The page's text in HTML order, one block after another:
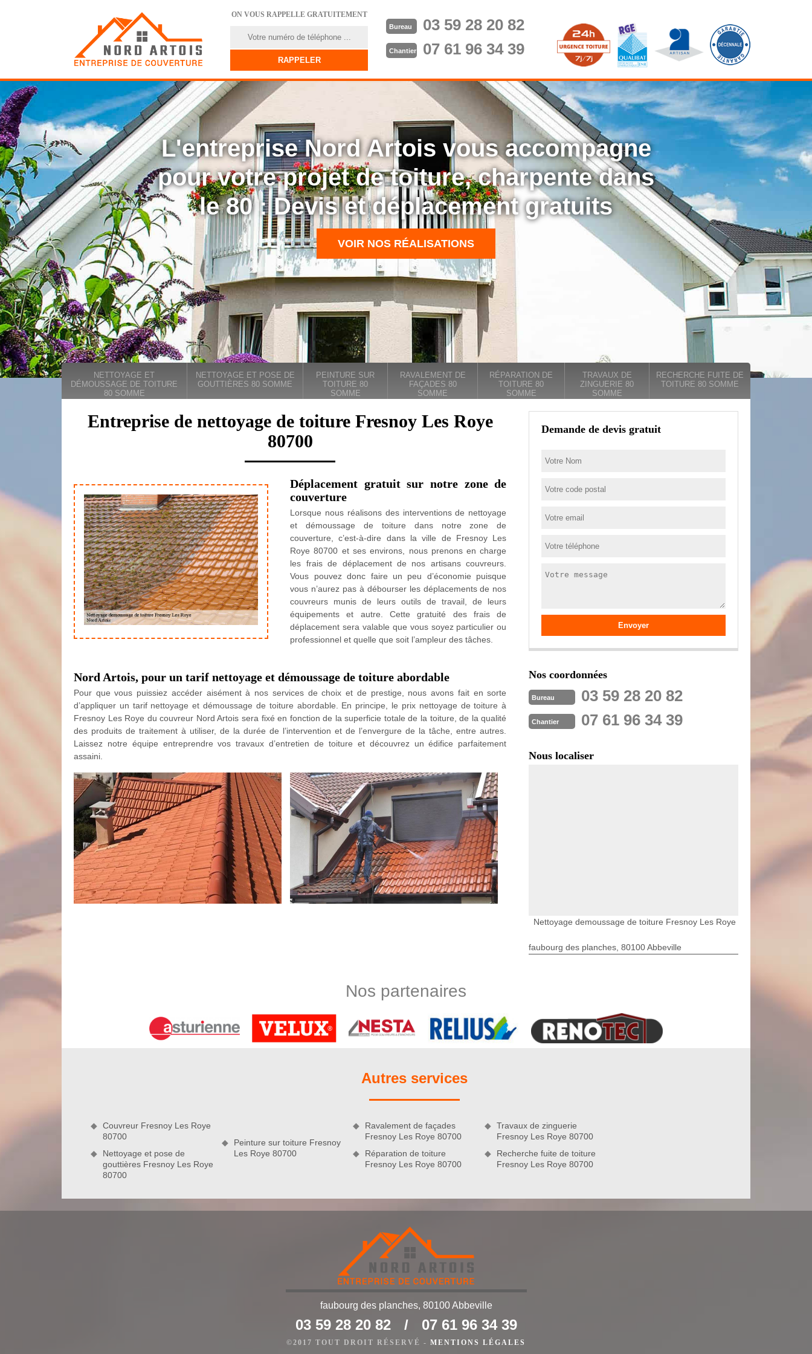
ON VOUS RAPPELLE GRATUITEMENT
Bureau 03 59 28 20 82
Chantier 07 61 96 34 39
L'entreprise Nord Artois vous accompagne
pour votre projet de toiture, charpente dans
le 80 : Devis et déplacement gratuits
VOIR NOS RÉALISATIONS
NETTOYAGE ET
DÉMOUSSAGE DE TOITURE
80 SOMME
NETTOYAGE ET POSE DE
GOUTTIÈRES 80 SOMME
PEINTURE SUR
TOITURE 80
SOMME
RAVALEMENT DE
FAÇADES 80
SOMME
RÉPARATION DE
TOITURE 80
SOMME
TRAVAUX DE
ZINGUERIE 80
SOMME
RECHERCHE FUITE DE
TOITURE 80 SOMME
Entreprise de nettoyage de toiture Fresnoy Les Roye
80700
Déplacement gratuit sur notre zone de
couverture
Lorsque nous réalisons des interventions de nettoyage
et démoussage de toiture dans notre zone de
couverture, c’est-à-dire dans la ville de Fresnoy Les
Roye 80700 et ses environs, nous prenons en charge
les frais de déplacement de nos artisans couvreurs.
Vous pouvez donc faire un peu d’économie puisque
vous n’aurez pas à débourser les déplacements de nos
couvreurs munis de leurs outils de travail, de leurs
équipements et autre. Cette gratuité des frais de
déplacement sera valable que vous soyez particulier ou
professionnel et quelle que soit l’ampleur des tâches.
Nord Artois, pour un tarif nettoyage et démoussage de toiture abordable
Pour que vous puissiez accéder aisément à nos services de choix et de prestige, nous avons fait en sorte
d’appliquer un tarif nettoyage et démoussage de toiture abordable. En principe, le prix nettoyage de toiture à
Fresnoy Les Roye du couvreur Nord Artois sera fixé en fonction de la superficie totale de la toiture, de la qualité
des produits de traitement à utiliser, de la durée de l’intervention et de l’envergure de la tâche, entre autres.
Laissez notre équipe entreprendre vos travaux d’entretien de toiture et découvrez un édifice parfaitement
assaini.
hydrofuges de toiture que nous appliquons sur une toiture sont toujours de bonne qualité. Osez dépenser plus
votre budget et opter pour des produits de traitement de toiture correspondant à vos moyens financiers.
Démoussage de toit
abritée par des mousses, la fiabilité de performance de la toiture sera mise en péril. Pour éviter ces genres de
devis personnalisé en moins de 24 heures seulement. Découvrez dans votre devis nettoyage et démoussage de
toiture à Fresnoy Les Roye : le tarif de notre main d’œuvre au m2, notre méthode de travail, la date de début et
Demande de devis gratuit
Nos coordonnées
Bureau 03 59 28 20 82
Chantier 07 61 96 34 39
Nous localiser
Nettoyage demoussage de toiture Fresnoy Les Roye
faubourg des planches, 80100 Abbeville
Nos partenaires
Autres services
Couvreur Fresnoy Les Roye
80700
Nettoyage et pose de
gouttières Fresnoy Les Roye
Peinture sur toiture Fresnoy
Les Roye 80700
Ravalement de façades
Fresnoy Les Roye 80700
Réparation de toiture
Fresnoy Les Roye 80700
Travaux de zinguerie
Fresnoy Les Roye 80700
Recherche fuite de toiture
Fresnoy Les Roye 80700
faubourg des planches, 80100 Abbeville
03 59 28 20 82 / 07 61 96 34 39
©2017 TOUT DROIT RÉSERVÉ - MENTIONS LÉGALES